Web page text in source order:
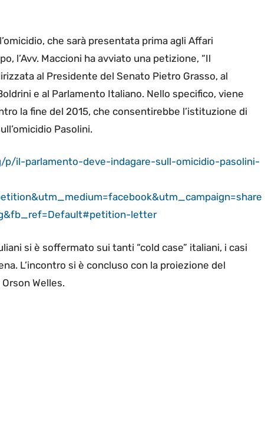
che sarà presentata prima agli Affari
l’Avv. Maccioni ha avviato una petizione, “Il
al Presidente del Senato Pietro Grasso, al
e al Parlamento Italiano. Nello specifico, viene
la fine del 2015, che consentirebbe l’istituzione di
Pasolini.
p/il-parlamento-deve-indagare-sull-omicidio-pasolini-
letter
si è soffermato sui tanti “cold case” italiani, i casi
L’incontro si è concluso con la proiezione del
Welles.